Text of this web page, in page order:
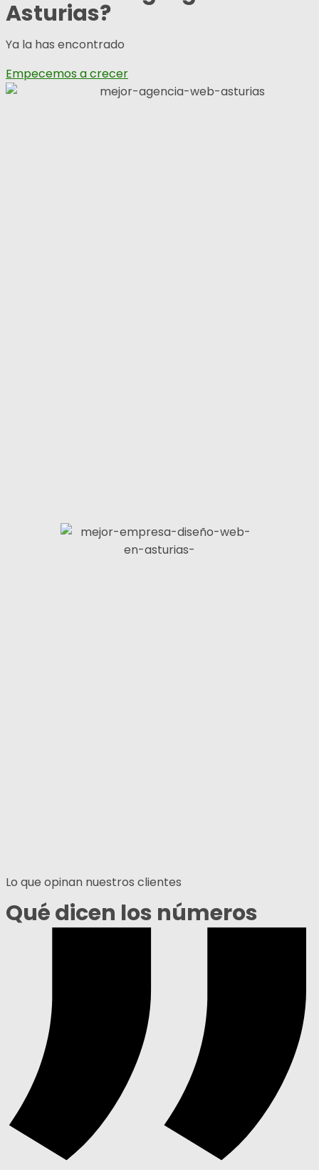
Asturias?
Ya la has encontrado
Empecemos a crecer
Lo que opinan nuestros clientes
Qué dicen los números